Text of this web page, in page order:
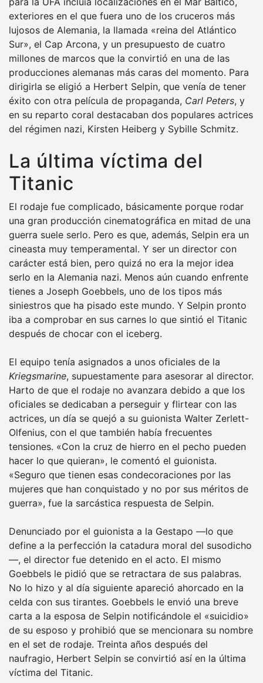
exteriores en el que fuera uno de los cruceros más
lujosos de Alemania, la llamada «reina del Atlántico
Sur», el Cap Arcona, y un presupuesto de cuatro
millones de marcos que la convirtió en una de las
producciones alemanas más caras del momento. Para
dirigirla se eligió a Herbert Selpin, que venía de tener
éxito con otra película de propaganda, Carl Peters, y
en su reparto coral destacaban dos populares actrices
del régimen nazi, Kirsten Heiberg y Sybille Schmitz.
La última víctima del
Titanic
El rodaje fue complicado, básicamente porque rodar
una gran producción cinematográfica en mitad de una
guerra suele serlo. Pero es que, además, Selpin era un
cineasta muy temperamental. Y ser un director con
carácter está bien, pero quizá no era la mejor idea
serlo en la Alemania nazi. Menos aún cuando enfrente
tienes a Joseph Goebbels, uno de los tipos más
siniestros que ha pisado este mundo. Y Selpin pronto
iba a comprobar en sus carnes lo que sintió el Titanic
después de chocar con el iceberg.
El equipo tenía asignados a unos oficiales de la
Kriegsmarine, supuestamente para asesorar al director.
Harto de que el rodaje no avanzara debido a que los
oficiales se dedicaban a perseguir y flirtear con las
actrices, un día se quejó a su guionista Walter Zerlett-
Olfenius, con el que también había frecuentes
tensiones. «Con la cruz de hierro en el pecho pueden
hacer lo que quieran», le comentó el guionista.
«Seguro que tienen esas condecoraciones por las
mujeres que han conquistado y no por sus méritos de
guerra», fue la sarcástica respuesta de Selpin.
Denunciado por el guionista a la Gestapo —lo que
define a la perfección la catadura moral del susodicho
—, el director fue detenido en el acto. El mismo
Goebbels le pidió que se retractara de sus palabras.
No lo hizo y al día siguiente apareció ahorcado en la
celda con sus tirantes. Goebbels le envió una breve
carta a la esposa de Selpin notificándole el «suicidio»
de su esposo y prohibió que se mencionara su nombre
en el set de rodaje. Treinta años después del
naufragio, Herbert Selpin se convirtió así en la última
víctima del Titanic.